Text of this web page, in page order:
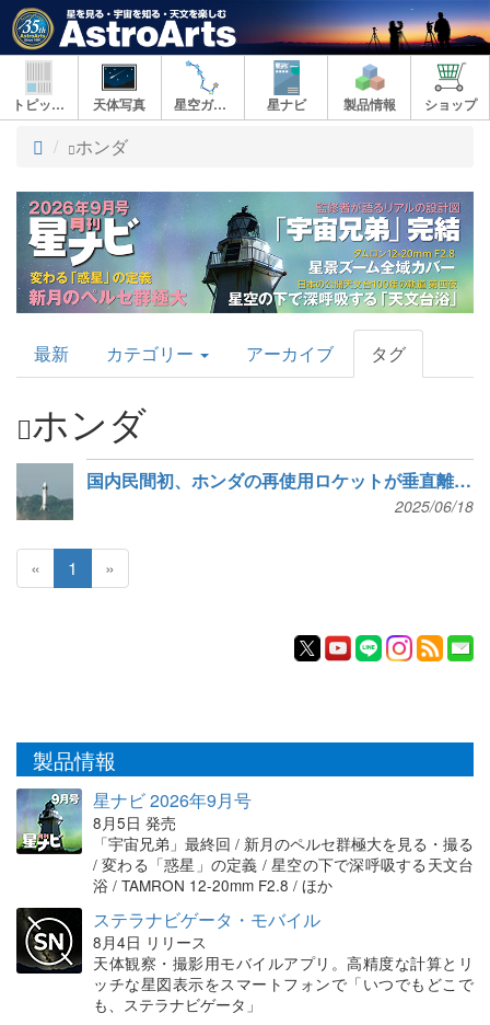
トピックス 天体写真 星空ガイド 星ナビ 製品情報 ショップ
ト
プ
ホンダ
AstroArts
Topics
最新 カテゴリー アーカイブ タグ
ホンダ
国内民間初、ホンダの再使用ロケットが垂直離着陸に成功
2025/06/18
« 1 »
製品情報
星ナビ 2026年9月号
8月5日 発売
「宇宙兄弟」最終回 / 新月のペルセ群極大を見る・撮る
/ 変わる「惑星」の定義 / 星空の下で深呼吸する天文台
浴 / TAMRON 12-20mm F2.8 / ほか
ステラナビゲータ・モバイル
8月4日 リリース
天体観察・撮影用モバイルアプリ。高精度な計算とリ
ッチな星図表示をスマートフォンで「いつでもどこで
も、ステラナビゲータ」